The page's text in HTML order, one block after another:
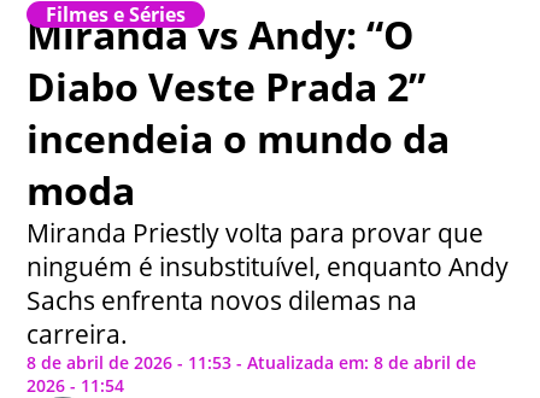
Filmes e Séries
Miranda vs Andy: “O
Diabo Veste Prada 2”
incendeia o mundo da
moda
Miranda Priestly volta para provar que
ninguém é insubstituível, enquanto Andy
Sachs enfrenta novos dilemas na
carreira.
8 de abril de 2026 - 11:53 - Atualizada em: 8 de abril de
2026 - 11:54